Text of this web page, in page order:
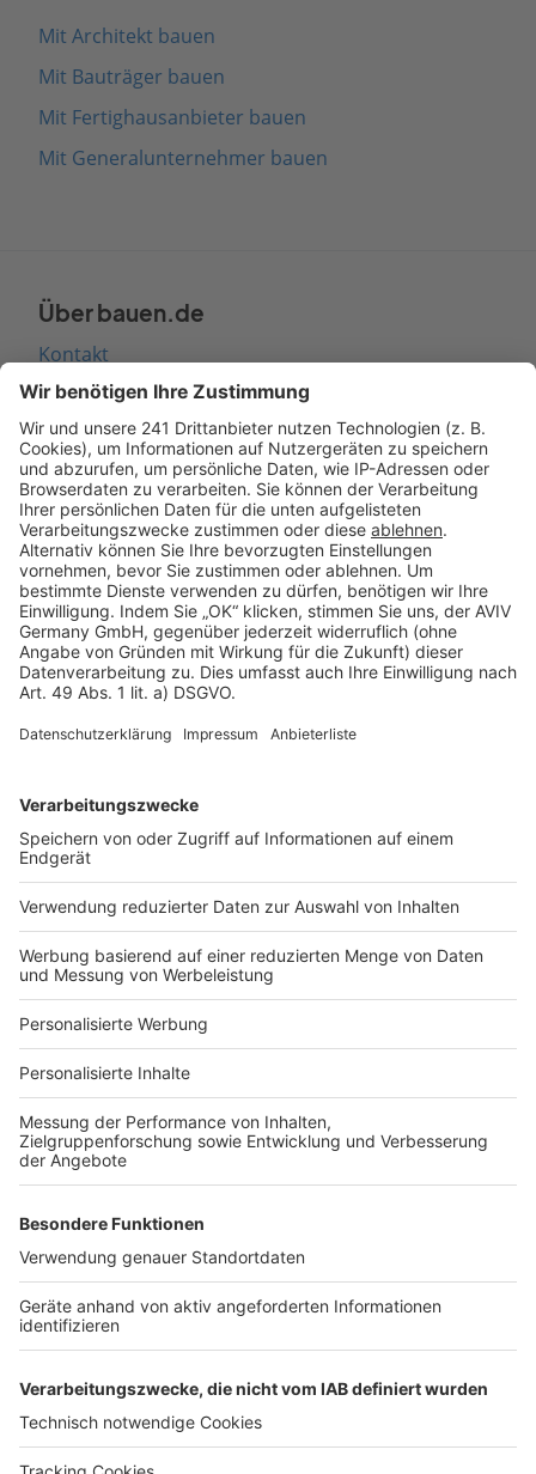
Mit Architekt bauen
Mit Bauträger bauen
Mit Fertighausanbieter bauen
Mit Generalunternehmer bauen
Über bauen.de
Kontakt
Seitenaufbau
Barrierefreiheit
Cookie Einstellungen
Rechtliches
AGB-Übersicht
Datenschutz
Impressum
Services
Bauprojekt-Quiz
Häuser-Suche
Hausanbieter-Suche
Bauprojekt-Profil
Für Unternehmen
Ihre Baufirma auf bauen.de
Kostenloses Infogespräch